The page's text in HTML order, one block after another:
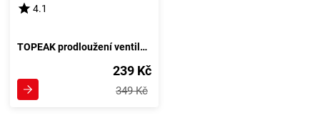
4.1
TOPEAK prodloužení ventilku VALVE EXTENDER
239 Kč
349 Kč